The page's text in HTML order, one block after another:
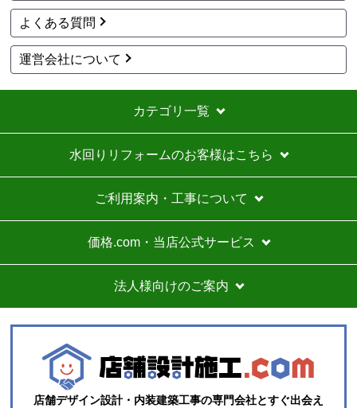
はい
予定の期日までに商品が届きましたか？
はい
商品の梱包は必要十分なものでしたか？
はい
またこのショップを利用したいですか？
いいえ
商品購入から入金連絡、工事日の指定、決定、商品の
到着等はスムーズでした。
総額的には高くなってしまったので、エアコンに限ら
ずこちらの会社からのリピはありません。
それと商品欄にもう少し細かく工事費の内訳を書いた
方がいいと思いました。
よくある質問
運営会社について
カテゴリ一覧
水回りリフォームのお客様はこちら
ご利用案内・工事について
価格.com・当店公式サービス
法人様向けのご案内
店舗デザイン設計・内装建築工事の専門会社とすぐ出会え